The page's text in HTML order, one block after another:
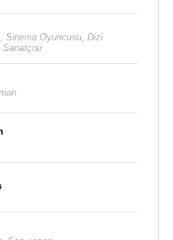
, Sinema Oyuncusu, Dizi